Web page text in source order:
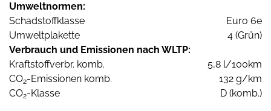
Umweltnormen:
Schadstoffklasse
Euro 6e
Umweltplakette
4 (Grün)
Verbrauch und Emissionen nach WLTP:
Kraftstoffverbr. komb.
5,8 l/100km
CO2-Emissionen komb.
132 g/km
CO2-Klasse D (komb.)